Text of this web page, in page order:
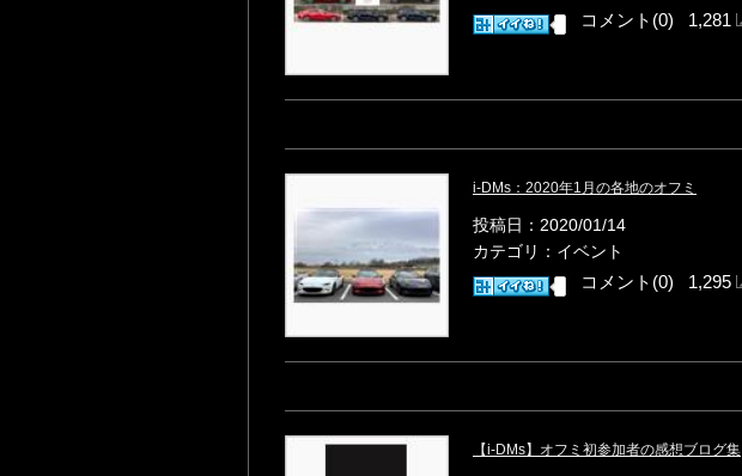
コメント(0) 1,281
i-DMs：2020年1月の各地のオフミ
投稿日：2020/01/14
カテゴリ：イベント
コメント(0) 1,295
【i-DMs】オフミ初参加者の感想ブログ集